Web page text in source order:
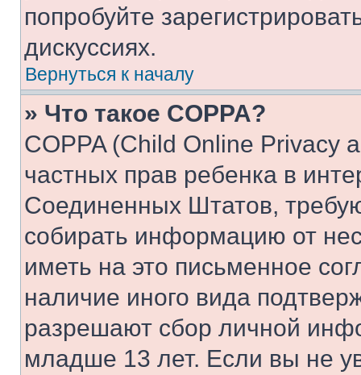
попробуйте
дискуссиях.
Вернуться к началу
» Что такое COPPA?
COPPA (Child Online Privacy
частных прав ребенка в
Соединенных Штатов,
собирать информацию от
иметь на это письменное
наличие иного вида
разрешают сбор личной
младше 13 лет. Если вы не